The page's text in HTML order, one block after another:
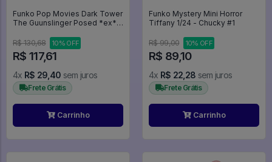
Funko Pop Movies Dark Tower
The Guunslinger Posed *ex*
R$ 130,68
10% OFF
R$ 117,61
4x R$ 29,40 sem juros
Frete Grátis
Carrinho
Funko Mystery Mini Horror
Tiffany 1/24 - Chucky #1
R$ 99,00 10% OFF
R$ 89,10
4x R$ 22,28 sem juros
Frete Grátis
Carrinho